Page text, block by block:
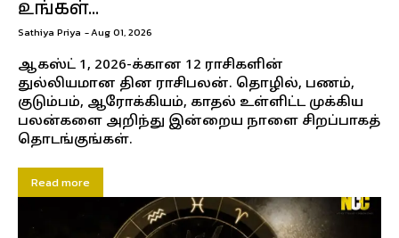
உங்கள்...
Sathiya Priya -Aug 01, 2026
ஆகஸ்ட் 1, 2026-க்கான 12 ராசிகளின்
துல்லியமான தின ராசிபலன். தொழில், பணம்,
குடும்பம், ஆரோக்கியம், காதல் உள்ளிட்ட முக்கிய
பலன்களை அறிந்து இன்றைய நாளை சிறப்பாகத்
தொடங்குங்கள்.
Read more